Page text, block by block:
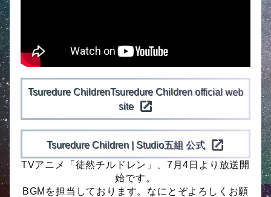
Tsuredure ChildrenTsuredure Children official web
site open_in_new
Tsuredure Children | Studio五組 公式 open_in_new
TVアニメ「徒然チルドレン」、7月4日より放送開
始です。
BGMを担当しております。なにとぞよろしくお願